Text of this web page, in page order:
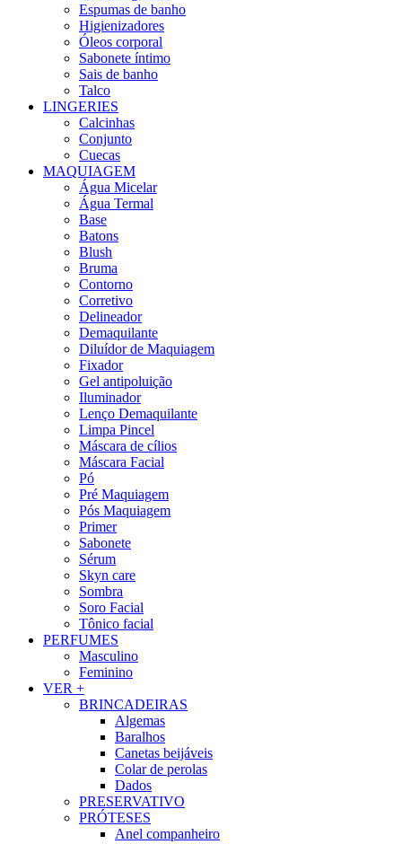
Espumas de banho
Higienizadores
Óleos corporal
Sabonete íntimo
Sais de banho
Talco
LINGERIES
Calcinhas
Conjunto
Cuecas
MAQUIAGEM
Água Micelar
Água Termal
Base
Batons
Blush
Bruma
Contorno
Corretivo
Delineador
Demaquilante
Diluídor de Maquiagem
Fixador
Gel antipoluição
Iluminador
Lenço Demaquilante
Limpa Pincel
Máscara de cílios
Máscara Facial
Pó
Pré Maquiagem
Pós Maquiagem
Primer
Sabonete
Sérum
Skyn care
Sombra
Soro Facial
Tônico facial
PERFUMES
Masculino
Feminino
VER +
BRINCADEIRAS
Algemas
Baralhos
Canetas beijáveis
Colar de perolas
Dados
PRESERVATIVO
PRÓTESES
Anel companheiro